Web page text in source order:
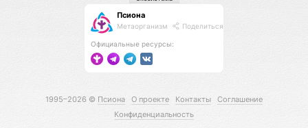
Псиона
Метаорганизм Поделиться
Официальные ресурсы:
1995–2026 © Псиона О проекте Контакты
Соглашение
Конфиденциальность